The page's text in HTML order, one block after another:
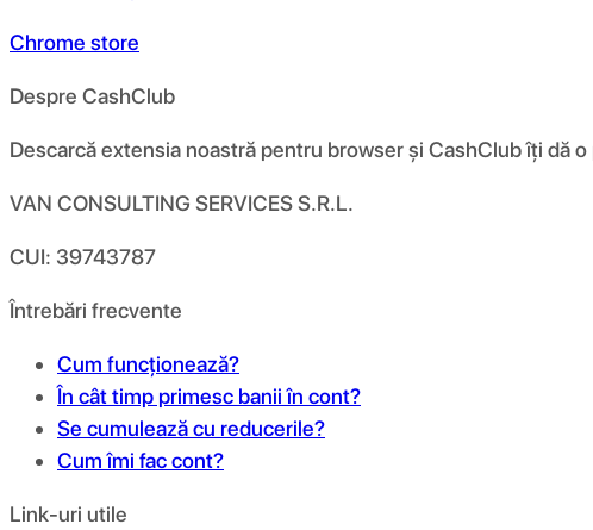
Chrome store
Despre CashClub
Descarcă extensia noastră pentru browser și CashClub îți dă
VAN CONSULTING SERVICES S.R.L.
CUI: 39743787
Întrebări frecvente
Cum funcționează?
În cât timp primesc banii în cont?
Se cumulează cu reducerile?
Cum îmi fac cont?
Link-uri utile